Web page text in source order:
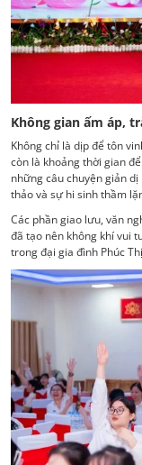
Không gian ấm áp,
Không chỉ là dịp để tôn
còn là khoảng thời gian
những câu chuyện giản
thảo và sự hi sinh thầm
Các phần giao lưu, văn
đã tạo nên không khí vui
trong đại gia đình Phúc